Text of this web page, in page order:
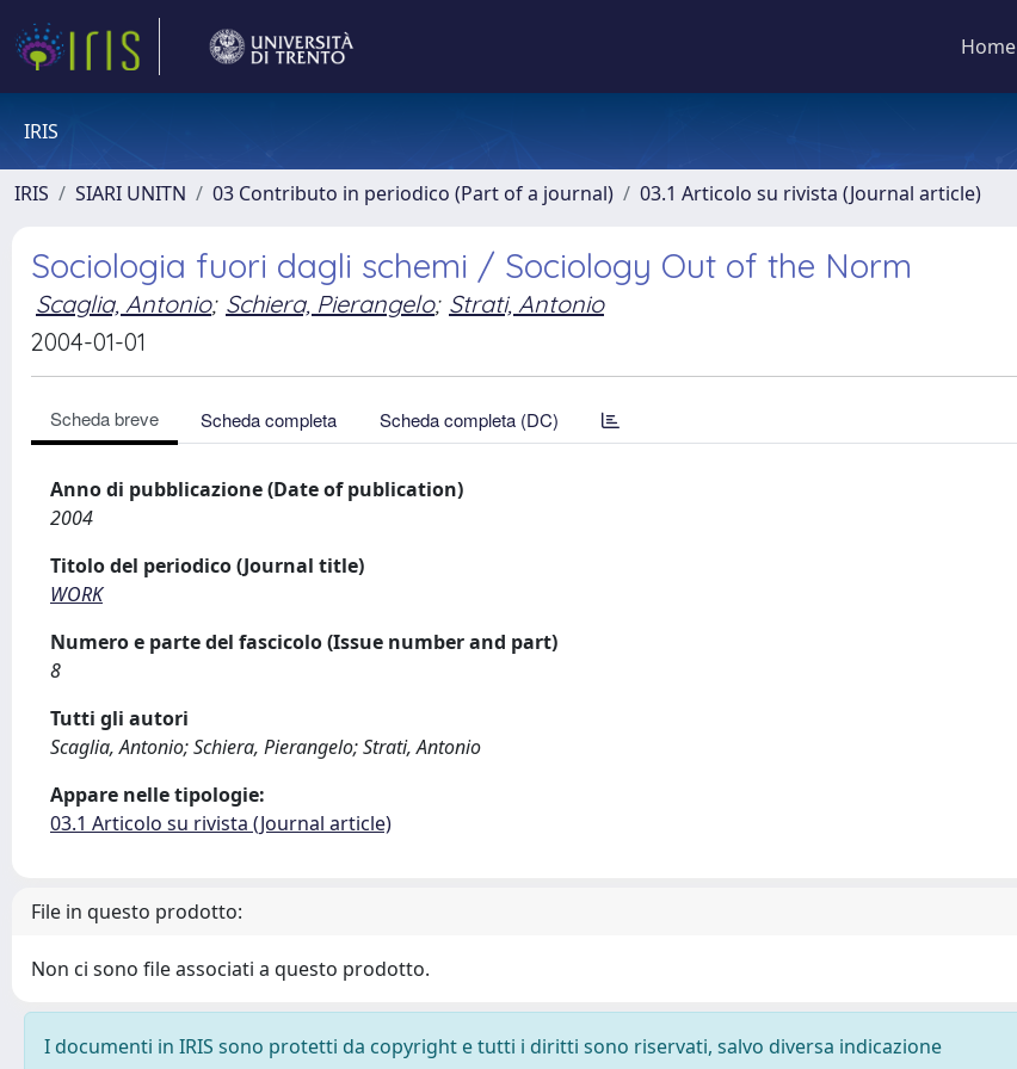
Home
IRIS
IRIS SIARI UNITN 03 Contributo in periodico (Part of a journal) 03.1 Articolo su rivista (Journal article)
Sociologia fuori dagli schemi / Sociology Out of the Norm
Scaglia, Antonio; Schiera, Pierangelo; Strati, Antonio
2004-01-01
Scheda breve Scheda completa Scheda completa (DC)
Anno di pubblicazione (Date of publication)
2004
Titolo del periodico (Journal title)
WORK
Numero e parte del fascicolo (Issue number and part)
8
Tutti gli autori
Scaglia, Antonio; Schiera, Pierangelo; Strati, Antonio
Appare nelle tipologie:
03.1 Articolo su rivista (Journal article)
File in questo prodotto:
Non ci sono file associati a questo prodotto.
I documenti in IRIS sono protetti da copyright e tutti i diritti sono riservati, salvo diversa indicazione